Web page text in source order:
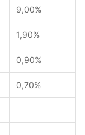
9,00%
1,90%
0,90%
0,70%